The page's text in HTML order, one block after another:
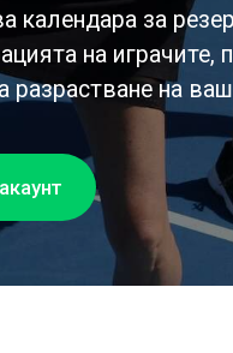
календара за
на играчите,
на